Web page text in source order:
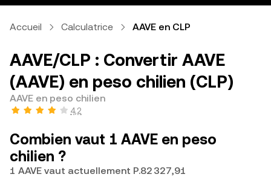
Accueil Calculatrice AAVE en CLP
AAVE/CLP : Convertir AAVE
(AAVE) en peso chilien (CLP)
AAVE en peso chilien
4,2
Combien vaut 1 AAVE en peso
chilien ?
1 AAVE vaut actuellement P.82 327,91